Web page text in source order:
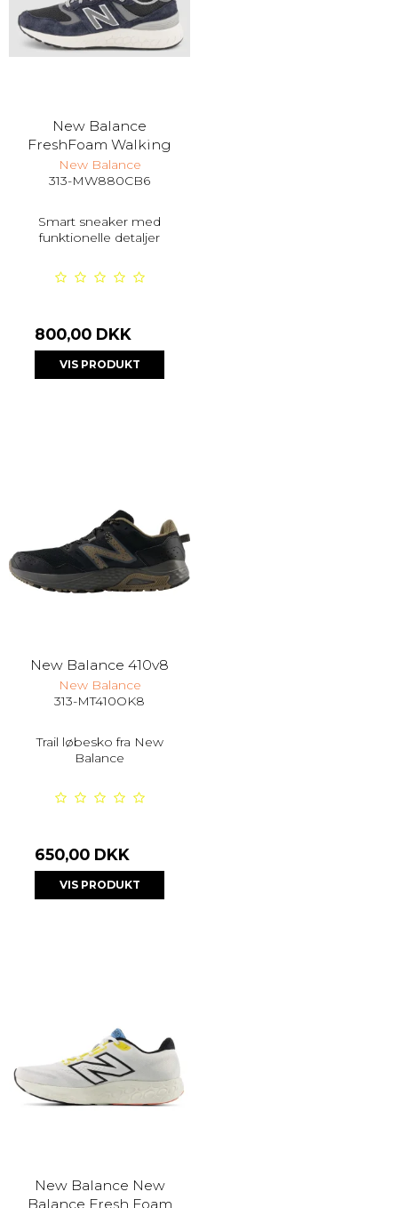
New Balance
FreshFoam Walking
New Balance
313-MW880CB6
Smart sneaker med
funktionelle detaljer
800,00 DKK
VIS PRODUKT
New Balance 410v8
New Balance
313-MT410OK8
Trail løbesko fra New
Balance
650,00 DKK
VIS PRODUKT
New Balance New
Balance Fresh Foam